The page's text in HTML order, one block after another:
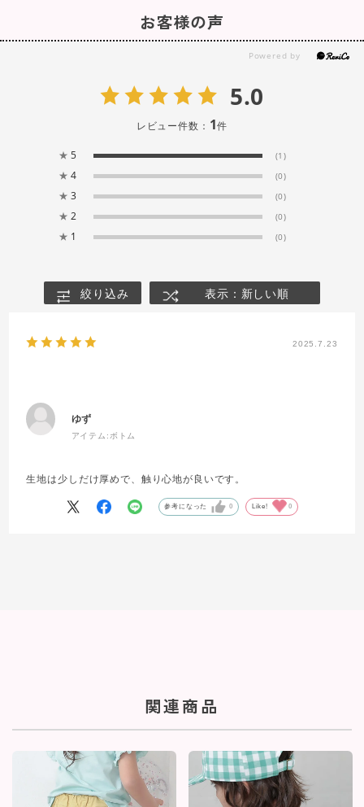
お客様の声
5.0
レビュー件数： 1件
★ 5 (1)
★ 4 (0)
★ 3 (0)
★ 2 (0)
★ 1 (0)
絞り込み 表示：新しい順
2025.7.23
ゆず
アイテム: ボトム
生地は少しだけ厚めで、触り心地が良いです。
参考になった 0 Like! 0
関連商品